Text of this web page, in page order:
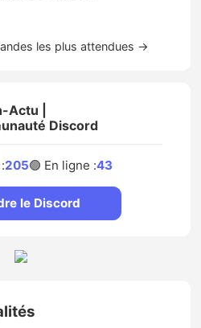
les plus attendues →
Actu |
Discord
205🟢 En ligne :43
le Discord